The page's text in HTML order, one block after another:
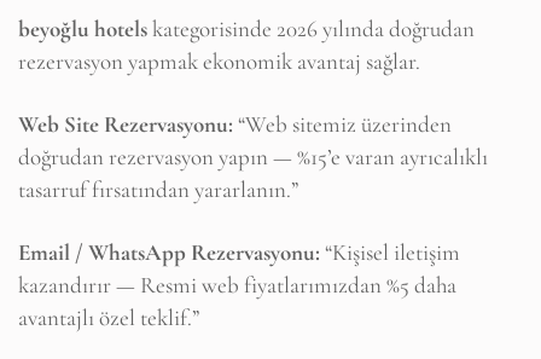
beyoğlu hotelskategorisinde 2026 yılında doğrudan
rezervasyon yapmak ekonomik avantaj sağlar.
Web Site Rezervasyonu: “Web sitemiz üzerinden
doğrudan rezervasyon yapın — %15’e varan ayrıcalıklı
tasarruf fırsatından yararlanın.”
Email / WhatsApp Rezervasyonu: “Kişisel iletişim
kazandırır — Resmi web fiyatlarımızdan %5 daha
avantajlı özel teklif.”